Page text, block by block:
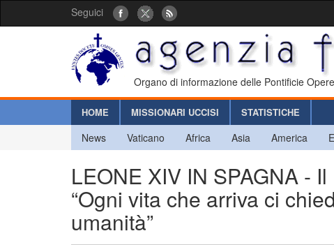
Seguici
Organo di informazione delle Pontificie
HOME MISSIONARI UCCISI STATISTICHE
News Vaticano Africa Asia America
LEONE XIV IN SPAGNA -
“Ogni vita che arriva ci
umanità”